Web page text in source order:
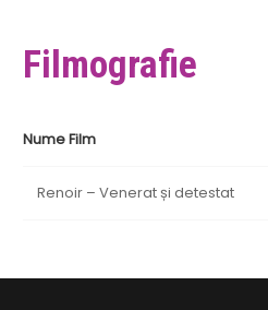
Filmografie
Nume Film
Renoir – Venerat și detestat